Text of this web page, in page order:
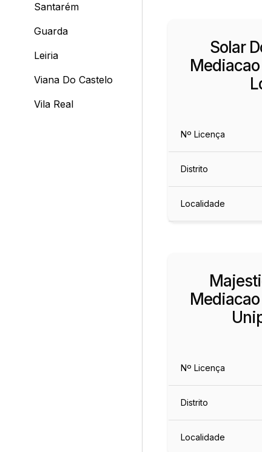
Santarém
Guarda
Leiria
Viana Do Castelo
Vila Real
Solar
Nº Licença
Distrito
Localidade
Nº Licença
Distrito
Localidade